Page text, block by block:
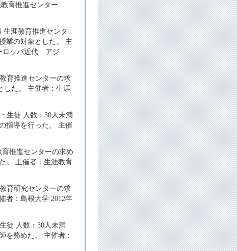
育推進センター
生涯教育推進センタ
業の対象とした。 主
ロッパ近代 アジ
育推進センターの求
した。 主催者：生涯
生徒 人数：30人未満
指導を行った。 主催
推進センターの求め
。 主催者：生涯教育
育研究センターの求
者：島根大学 2012年
徒 人数：30人未満
を務めた。 主催者：